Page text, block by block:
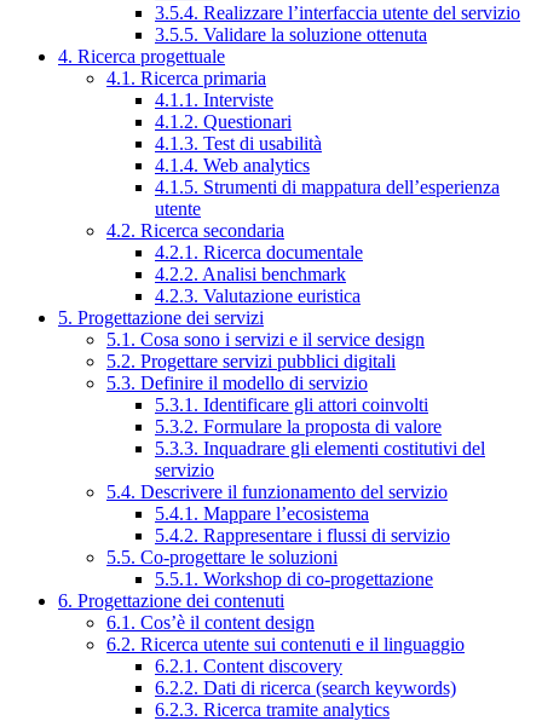
3.5.4. Realizzare l’interfaccia utente del servizio
3.5.5. Validare la soluzione ottenuta
4. Ricerca progettuale
4.1. Ricerca primaria
4.1.1. Interviste
4.1.2. Questionari
4.1.3. Test di usabilità
4.1.4. Web analytics
4.1.5. Strumenti di mappatura dell’esperienza
utente
4.2. Ricerca secondaria
4.2.1. Ricerca documentale
4.2.2. Analisi benchmark
4.2.3. Valutazione euristica
5. Progettazione dei servizi
5.1. Cosa sono i servizi e il service design
5.2. Progettare servizi pubblici digitali
5.3. Definire il modello di servizio
5.3.1. Identificare gli attori coinvolti
5.3.2. Formulare la proposta di valore
5.3.3. Inquadrare gli elementi costitutivi del
servizio
5.4. Descrivere il funzionamento del servizio
5.4.1. Mappare l’ecosistema
5.4.2. Rappresentare i flussi di servizio
5.5. Co-progettare le soluzioni
5.5.1. Workshop di co-progettazione
6. Progettazione dei contenuti
6.1. Cos’è il content design
6.2. Ricerca utente sui contenuti e il linguaggio
6.2.1. Content discovery
6.2.2. Dati di ricerca (search keywords)
6.2.3. Ricerca tramite analytics